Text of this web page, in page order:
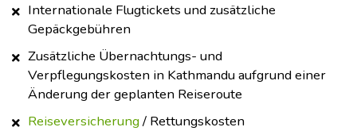
Internationale Flugtickets und zusätzliche
Gepäckgebühren
Zusätzliche Übernachtungs- und
Verpflegungskosten in Kathmandu aufgrund einer
Änderung der geplanten Reiseroute
Reiseversicherung/ Rettungskosten